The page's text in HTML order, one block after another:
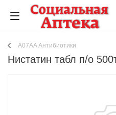
A07AA Антибиотики
Нистатин табл п/о